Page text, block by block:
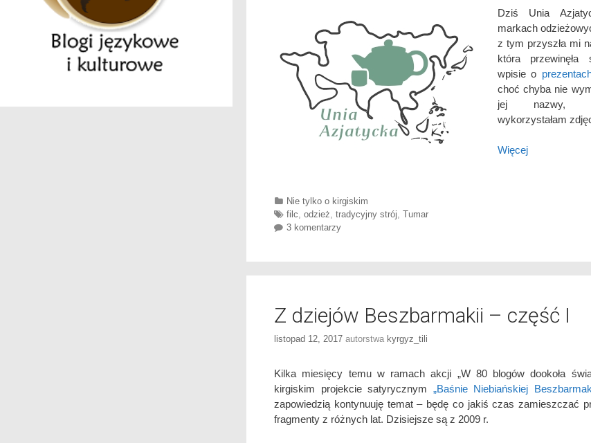
Dziś Unia
markach
z tym przyszła mi
która
wpisie o
choć chyba nie
jej nazwy,
wykorzystałam
Więcej
Categories
Nie tylko o kirgiskim
Tags
filc odzież tradycyjny strój Tumar
3 komentarzy
Z dziejów Beszbarmakii – część I
listopad 12, 2017 autorstwa kyrgyz_tili
Kilka miesięcy temu w ramach akcji „W 80 blogów dookoła
kirgiskim projekcie satyrycznym „Baśnie Niebiańskiej
zapowiedzią kontynuuję temat – będę co jakiś czas zamieszczać
fragmenty z różnych lat. Dzisiejsze są z 2009 r.